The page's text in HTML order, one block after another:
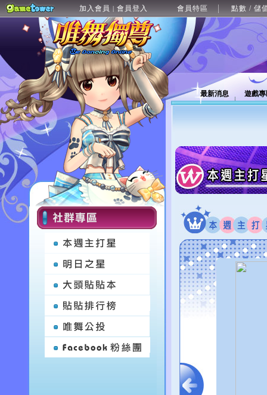
加入會員 | 會員登入 會員特區 點數 / 儲
最新消息 遊戲